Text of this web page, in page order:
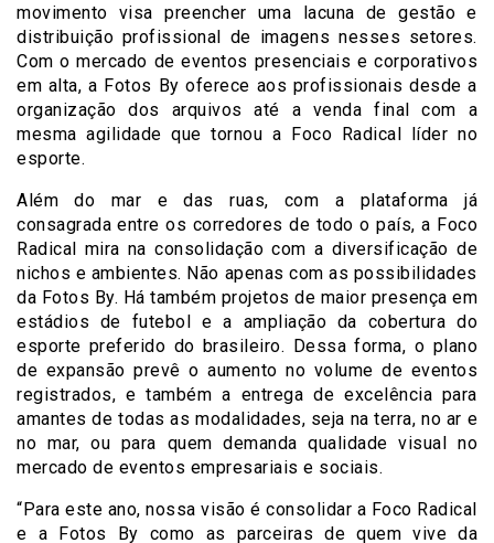
movimento visa preencher uma lacuna de gestão e
distribuição profissional de imagens nesses setores.
Com o mercado de eventos presenciais e corporativos
em alta, a Fotos By oferece aos profissionais desde a
organização dos arquivos até a venda final com a
mesma agilidade que tornou a Foco Radical líder no
esporte.
Além do mar e das ruas, com a plataforma já
consagrada entre os corredores de todo o país, a Foco
Radical mira na consolidação com a diversificação de
nichos e ambientes. Não apenas com as possibilidades
da Fotos By. Há também projetos de maior presença em
estádios de futebol e a ampliação da cobertura do
esporte preferido do brasileiro. Dessa forma, o plano
de expansão prevê o aumento no volume de eventos
registrados, e também a entrega de excelência para
amantes de todas as modalidades, seja na terra, no ar e
no mar, ou para quem demanda qualidade visual no
mercado de eventos empresariais e sociais.
“Para este ano, nossa visão é consolidar a Foco Radical
e a Fotos By como as parceiras de quem vive da